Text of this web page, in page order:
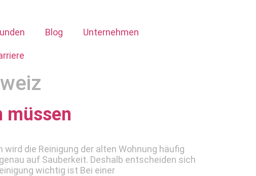
Blog Unternehmen
müssen
die Reinigung der alten Wohnung häufig
auf Sauberkeit. Deshalb entscheiden sich
wichtig ist Bei einer